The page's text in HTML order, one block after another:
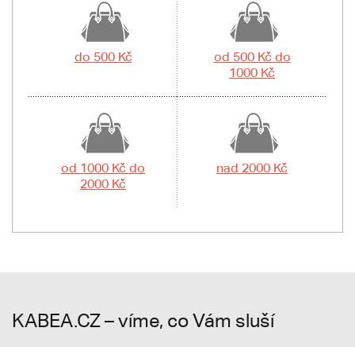
do 500 Kč
od 500 Kč do
1000 Kč
od 1000 Kč do
2000 Kč
nad 2000 Kč
KABEA.CZ – víme, co Vám sluší